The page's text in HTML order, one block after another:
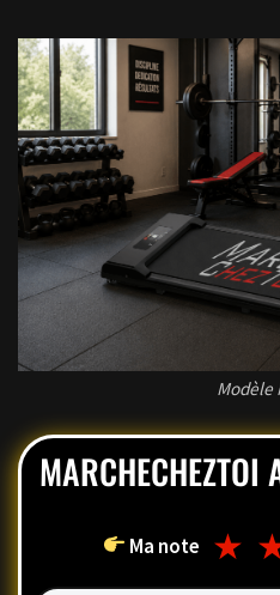
Modèle
MARCHECHEZTOI
Ma note ★